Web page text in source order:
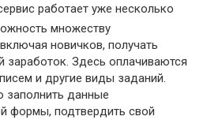
работает уже несколько
множеству
новичков, получать
заработок. Здесь оплачиваются
и другие виды заданий.
заполнить данные
формы, подтвердить свой